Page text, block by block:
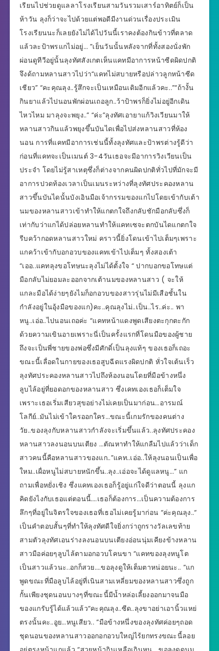
เรียนไปช่วยดูแลลาโรงเรียนสามวันรวมเสาร์อาทิตย์ก็เป็น
ห้าวัน ลุงก็ว่าจะไปด้วยแต่พอดีมีงานด่วนเรื่องประเมิน
โรงเรียนนะก็เลยยังไม่ได้ไปวันนี้เราคงต้องกินข้าวที่ตลาด
แล้วละป้าพรแกไม่อยู่… ”เย็นวันนั้นหลังจากที่ทั้งสองนั่งพัก
ผ่อนดูทีวีอยู่นั้นลุงทัศสังเกตเห็นแคทมีอาการหน้าซีดผิดปกติ
จึงด้ถามหลานสาวไปว่า“แคทไม่สบายหรือปล่าวลูกหน้าซีด
เชียว” “คะคุณลุง..รู้สึกจะเป็นเหมือนเดิมอีกแล้วคะ..”“ถ้างั้น
กินยาแล้วไปนอนพักผ่อนเถอลูก..ว้าป้าพรก็ยิ่งไม่อยู่อีกเดิน
ไหวไหม มาลุงจะพยุง..” “ค่ะ”ลุงทัศเอายาแก้วิงเวียนมาให้
หลานสาวกินแล้วพยุงขึ้นบันไดเพื่อไปส่งหลานสาวที่ห้อง
นอน การที่แคทมีอาการเช่นนี้ทั้งลุงทัศและป้าพรต่างรู้ดีว่า
ก่อนที่แคทจะเป็นเมนต์ 3-4วันเธอจะมีอาการวิงเวียนเป็น
ประจำ โดยไม่รู้สาเหตุซึ่งก็ต่างจากคนผิดปกติทั่วไปที่มักจะมี
อาการปวดท้องเวลาเป็นเมนระหว่างที่ลุงทัศประคองหลาน
สาวขึ้นบันไดนั้นบังเอินมือเจ้ากรรมของแกไปโดยเข้ากับเต้า
นมของหลานสาวเข้าทำให้แกตกใจถึงกลับชักมือกลับซึ่งก็
เท่ากับว่าแกได้ปล่อยหลานทำให้แคทเซจะตกบันไดแกตกใจ
รีบคว้ากอดหลานสาวใหม่ คราวนี้ยิ่งโดนเข้าไปเต็มๆเพราะ
แกคว้าเข้ากับอกอวบของแคทเข้าไปเต็มๆ ทั้งสองเต้า
“เออ..แคทลุงขอโทษนะลุงไม่ได้ตั้งใจ “ ปากบอกขอโทษแต่
มือกลับไม่ยอมละออกจากเต้านมของหลานสาว ( จะให้
แกละมือได้ง่ายๆยังไมก็อกอวบของสาวรุ่นไม่มีเสือชั้นใน
กำลังอยู่ในอุ้งมือของแก)คะ..คุณลุงไม่..เป็น..ไร..ค่ะ.. พา
หนู..เอ่อ..ไปนอนเถอค่ะ “แคทหน้าแดงพูดเสียงตะกุกตะกัก
ด้วยความเขินอายเพราะนี่เป็นครั้งแรกที่โดนมือของผู้ชาย
ถึงจะเป็นพี่ชายของพ่อซึ่งมีศักดิ์เป็นลุงแท้ๆ ของเธอก็เถอะ
ขณะนี้เลื่อดในกายของเธอสูบฉีดแรงผิดปกติ หั่วใจเต้นเร็ว
ลุงทัศประคองหลานสาวไปถึงห้องนอนโดยที่มือข้างหนึ่ง
ลูบไล้อยู่ที่ยอดอกของหลานสาว ซึ่งเคทเองเธอก็เต็มใจ
เพราะเธอเริ่มเสียวสุขอย่างไม่เคยเป็นมาก่อน…อารมณ์
โลกีย์..มันไม่เข้าใครออกใคร…ขณะนี้เกมรักของคนต่าง
วัย..ของลุงกับหลานสาวกำลังจะเริ่มขึ้นแล้ว..ลุงทัศประคอง
หลานสาวลงนอนบนเตียง …ตัณหาทำให้แกลืมไปแล้วว่าเด็ก
สาวคนนี้คือหลานสาวของแก..”แคท..เอ่อ..ให้ลุงนอนเป็นเพื่อ
ใหม..เผื่อหนูไม่สบายหนักขึ้น..ลุง..เอ่อจะได้ดูแลหนู…” แก
ถามเพื่อหยั่งเชิง ซึ่งแคทเองเธอก็รู้อยู่แก่ใจดีว่าตอนนี้ ลุงแก
คิดยังไงกับเธอแต่ตอนนี้….เธอก็ต้องการ…เป็นความต้องการ
ลึกๆที่อยู่ในจิตรใจของเธอที่เธอไม่เคยรู้มาก่อน “ค่ะคุณลุง..“
เป็นคำตอบสั้นๆที่ทำให้ลุงทัศดีใจยิ่งกว่าถูกรางวัลเลขท้าย
สามตัวลุงทัศเอนร่างลงนอนบนเตียงอ่อนนุ่มเคียงข้างหลาน
สาวมือค่อยๆลูบไล้ตามอกอวบโคนขา “แคทของลุงหนูโต
เป็นสาวแล้วนะ..อกก็สวย….ขอลุงดูให้เต็มตาหน่อยนะ.. ”แก
พูดขณะที่มือลูบไล้อยู่ที่เนินสามเหลี่ยมของหลานสาวซึ่งถูก
กั้นเพียงชุดนอนบางๆที่ขณะนี้มีน้ำหล่อเลี้ยงออกมาจนมือ
ของแกรับรู้ได้แล้วแล้ว“คะคุณลุง..ซีด..ลุงขาอย่าเอานิ้วแหย่
ตรงนั้นคะ..อูย…หนูเสียว.. ”มือข้างหนึ่งของลุงทัศค่อยๆถอด
ชุดนอนของหลานสาวออกอกอวบใหญ่ไร้ยกทรงขณะนี้ลอย